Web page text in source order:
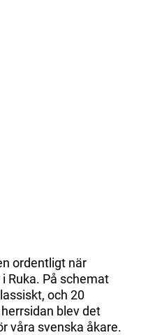
ordentligt när
Ruka. På schemat
och 20
blev det
våra svenska åkare.